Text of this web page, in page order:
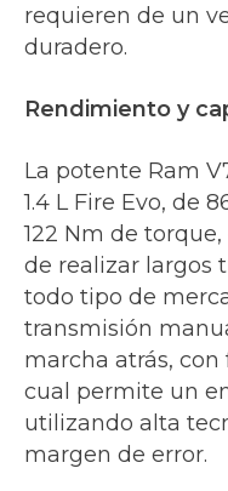
requieren de un
duradero.
Rendimiento y
La potente Ram
1.4 L Fire Evo, de
122 Nm de
de realizar largos
todo tipo de
transmisión
marcha atrás,
cual permite un
utilizando alta
margen de error.